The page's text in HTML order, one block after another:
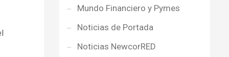
Mundo Financiero y Pymes
Noticias de Portada
Noticias NewcorRED